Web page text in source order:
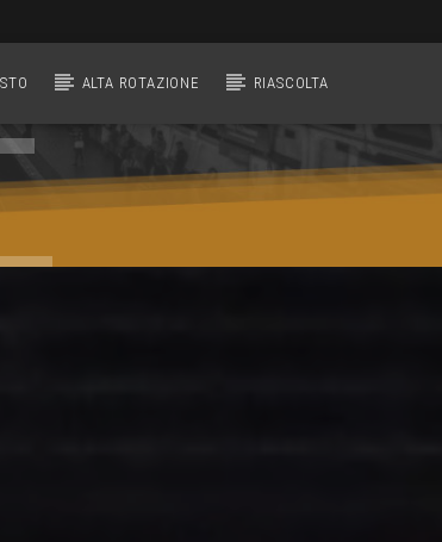
ALTA ROTAZIONE RIASCOLTA